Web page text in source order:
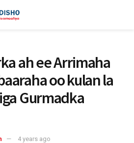
ah ee Arrimaha
oo kulan la
Gurmadka
4 years ago